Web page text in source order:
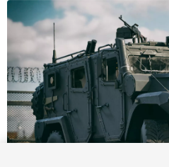
現在のスライド：1 / 17